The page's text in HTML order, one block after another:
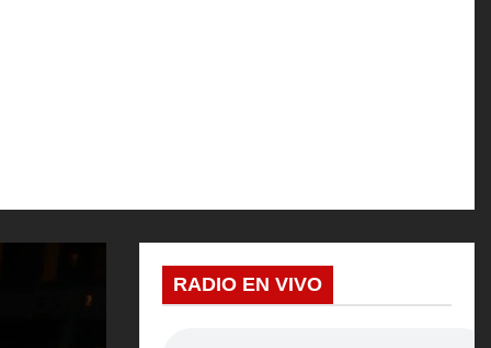
RADIO EN VIVO